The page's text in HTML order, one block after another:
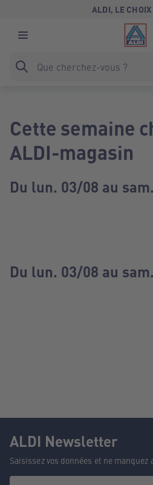
ALDI, LE
Cette semaine
ALDI-magasin
Du lun. 03/08 au
Du lun. 03/08 au
ALDI Newsletter
Saisissez vos données et ne manquez